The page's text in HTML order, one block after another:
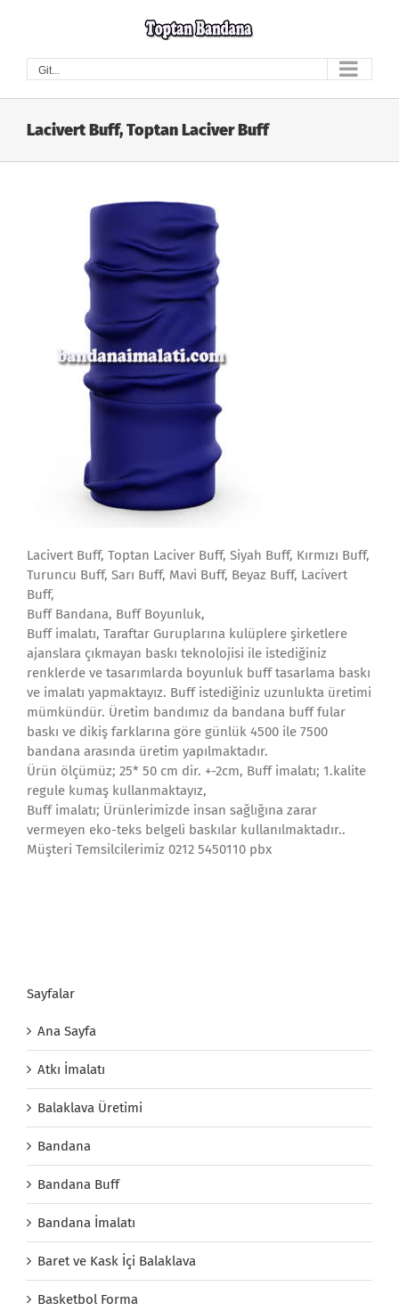
Git...
Lacivert Buff, Toptan Laciver Buff
Lacivert Buff, Toptan Laciver Buff, Siyah Buff, Kırmızı Buff,
Turuncu Buff, Sarı Buff, Mavi Buff, Beyaz Buff, Lacivert
Buff,
Buff Bandana, Buff Boyunluk,
Buff imalatı, Taraftar Guruplarına kulüplere şirketlere
ajanslara çıkmayan baskı teknolojisi ile istediğiniz
renklerde ve tasarımlarda boyunluk buff tasarlama baskı
ve imalatı yapmaktayız. Buff istediğiniz uzunlukta üretimi
mümkündür. Üretim bandımız da bandana buff fular
baskı ve dikiş farklarına göre günlük 4500 ile 7500
bandana arasında üretim yapılmaktadır.
Ürün ölçümüz; 25* 50 cm dir. +-2cm, Buff imalatı; 1.kalite
regule kumaş kullanmaktayız,
Buff imalatı; Ürünlerimizde insan sağlığına zarar
vermeyen eko-teks belgeli baskılar kullanılmaktadır..
Müşteri Temsilcilerimiz 0212 5450110 pbx
Sayfalar
Ana Sayfa
Atkı İmalatı
Balaklava Üretimi
Bandana
Bandana Buff
Bandana İmalatı
Baret ve Kask İçi Balaklava
Basketbol Forma